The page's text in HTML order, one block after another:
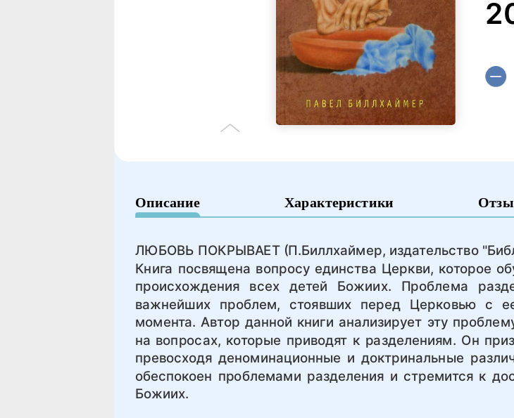
Описание Характеристики
ЛЮБОВЬ ПОКРЫВАЕТ (П.Биллхаймер, издательство
Книга посвящена вопросу единства Церкви, которое
происхождения всех детей Божиих. Проблема
важнейших проблем, стоявших перед Церковью с
момента. Автор данной книги анализирует эту
на вопросах, которые приводят к разделениям. Он
превосходя деноминационные и доктринальные
обеспокоен проблемами разделения и стремится к
Божиих.